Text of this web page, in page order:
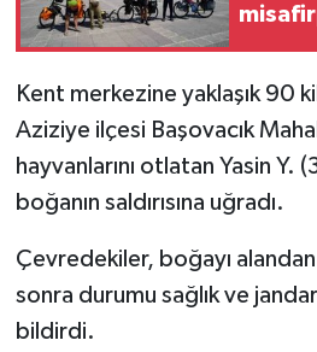
Kent merkezine yaklaşık 90
Aziziye ilçesi Başovacık
hayvanlarını otlatan Yasin Y.
boğanın saldırısına uğradı.
Çevredekiler, boğayı alandan
sonra durumu sağlık ve
bildirdi.